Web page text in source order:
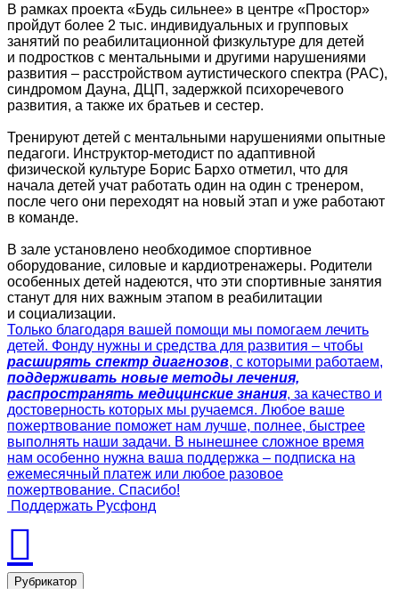
В рамках проекта «Будь сильнее» в центре «Простор»
пройдут более 2 тыс. индивидуальных и групповых
занятий по реабилитационной физкультуре для детей
и подростков с ментальными и другими нарушениями
развития – расстройством аутистического спектра (РАС),
синдромом Дауна, ДЦП, задержкой психоречевого
развития, а также их братьев и сестер.
Тренируют детей с ментальными нарушениями опытные
педагоги. Инструктор-методист по адаптивной
физической культуре Борис Бархо отметил, что для
начала детей учат работать один на один с тренером,
после чего они переходят на новый этап и уже работают
в команде.
В зале установлено необходимое спортивное
оборудование, силовые и кардиотренажеры. Родители
особенных детей надеются, что эти спортивные занятия
станут для них важным этапом в реабилитации
и социализации.
Только благодаря вашей помощи мы помогаем лечить
детей. Фонду нужны и средства для развития – чтобы
расширять спектр диагнозов, с которыми работаем,
поддерживать новые методы лечения,
распространять медицинские знания, за качество и
достоверность которых мы ручаемся. Любое ваше
пожертвование поможет нам лучше, полнее, быстрее
выполнять наши задачи. В нынешнее сложное время
нам особенно нужна ваша поддержка – подписка на
ежемесячный платеж или любое разовое
пожертвование. Спасибо!
Поддержать Русфонд
Рубрикатор